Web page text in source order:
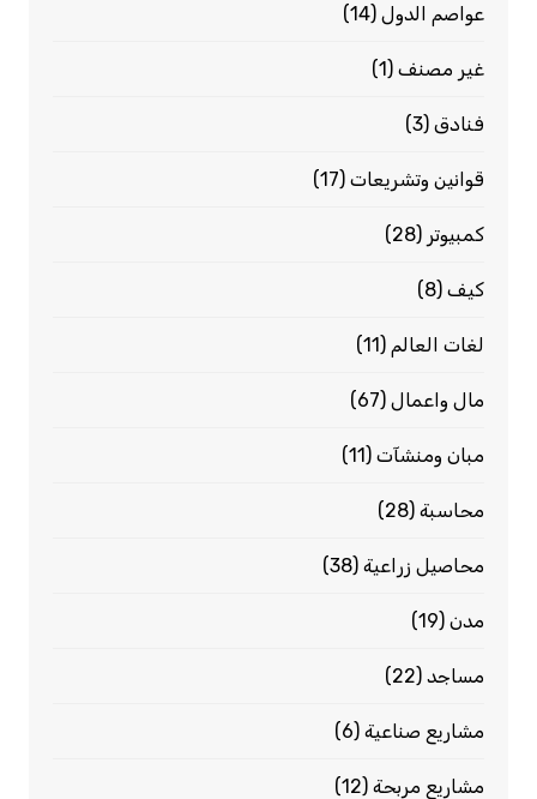
عواصم الدول(14)
غير مصنف(1)
فنادق(3)
قوانين وتشريعات(17)
كمبيوتر (28)
كيف(8)
لغات العالم (11)
مال واعمال(67)
مبان ومنشآت(11)
محاسبة(28)
محاصيل زراعية(38)
مدن(19)
مساجد(22)
مشاريع صناعية(6)
مشاريع مربحة(12)